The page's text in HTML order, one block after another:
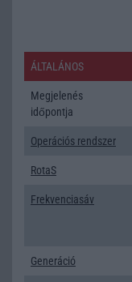
ÁLTALÁNOS
Megjelenés
időpontja
Operációs rendszer
RotaS
Frekvenciasáv
Generáció